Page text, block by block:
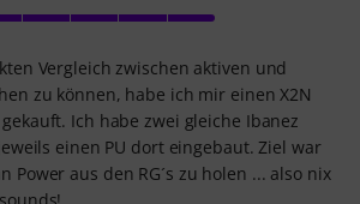
Vergleich zwischen aktiven und
zu können, habe ich mir einen X2N
Ich habe zwei gleiche Ibanez
einen PU dort eingebaut. Ziel war
Power aus den RG´s zu holen ... also nix